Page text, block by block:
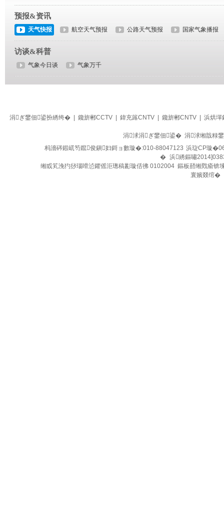
预报&资讯
天气快报 航空天气预报 公路天气预报 国家气象播报
访谈&科普
气象今日谈 气象万千
生活
涓ぎ鐢佃鍙扮綉绔� 鑱旂郴CCTV 鍏充簬CNTV 鑱旂郴CNTV 浜烘墠
涓浗涓ぎ鐢佃鍙� 涓浗缃戠粶
杩濇硶鍜屼笉鑹俊鎭妇鎶ョ數璇�:010-88047123 浜琁CP璇
� 浜綉鏂嘯
缃戜笂浼犳挱瑙嗗惉鑺傜洰璁稿彲璇佸彿 0102004 鏂板嚭缃戣瘉
寰嬪叕绾�